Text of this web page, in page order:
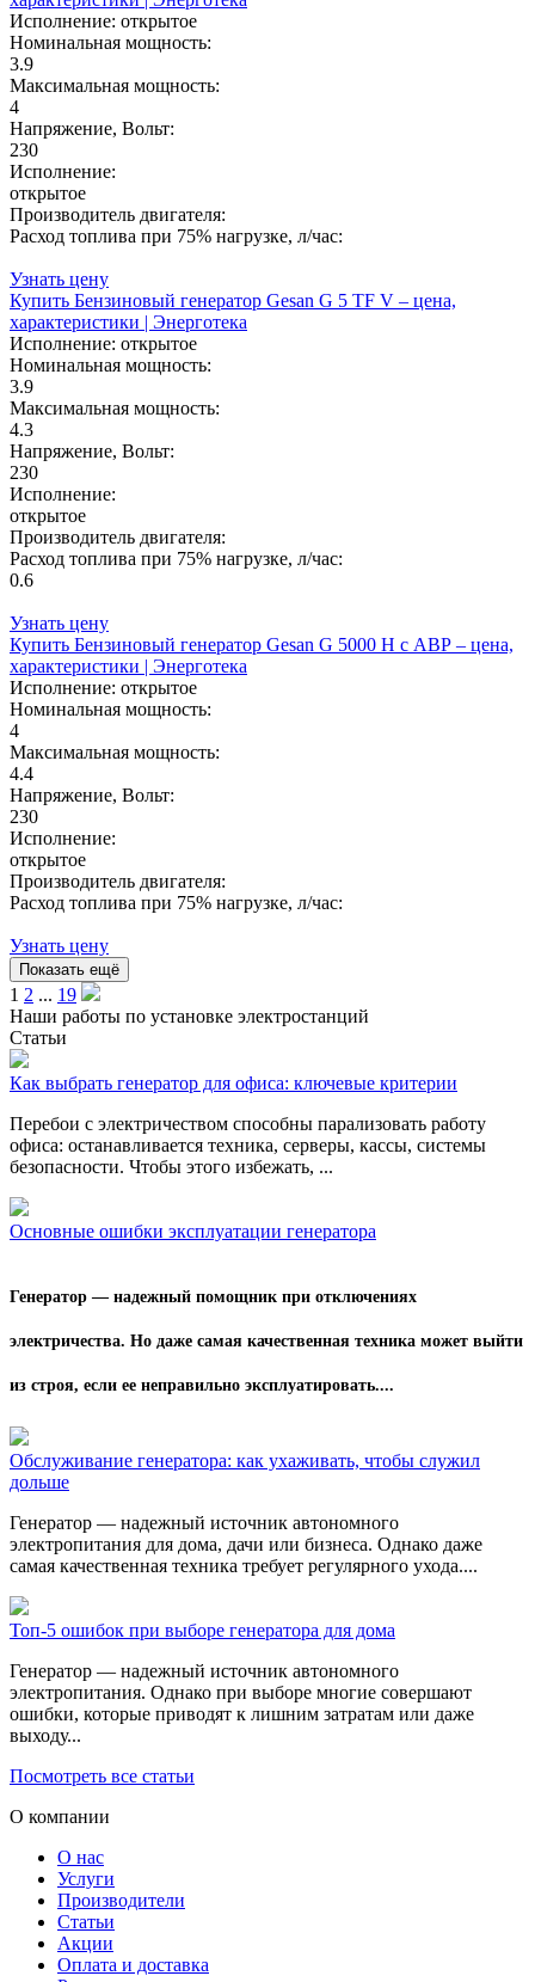
Исполнение: открытое
Номинальная мощность:
3.9
Максимальная мощность:
4
Напряжение, Вольт:
230
Исполнение:
открытое
Производитель двигателя:
Расход топлива при 75% нагрузке, л/час:
Узнать цену
Купить Бензиновый генератор Gesan G 5 TF V – цена,
характеристики | Энерготека
Исполнение: открытое
Номинальная мощность:
3.9
Максимальная мощность:
4.3
Напряжение, Вольт:
230
Исполнение:
открытое
Производитель двигателя:
Расход топлива при 75% нагрузке, л/час:
0.6
Узнать цену
Купить Бензиновый генератор Gesan G 5000 H с АВР – цена,
характеристики | Энерготека
Исполнение: открытое
Номинальная мощность:
4
Максимальная мощность:
4.4
Напряжение, Вольт:
230
Исполнение:
открытое
Производитель двигателя:
Расход топлива при 75% нагрузке, л/час:
Узнать цену
Показать ещё
1 2 ... 19
Наши работы по установке электростанций
Статьи
Как выбрать генератор для офиса: ключевые критерии
Перебои с электричеством способны парализовать работу
офиса: останавливается техника, серверы, кассы, системы
безопасности. Чтобы этого избежать, ...
Основные ошибки эксплуатации генератора
Генератор — надежный помощник при отключениях
электричества. Но даже самая качественная техника может выйти
из строя, если ее неправильно эксплуатировать....
Обслуживание генератора: как ухаживать, чтобы служил
дольше
Генератор — надежный источник автономного
электропитания для дома, дачи или бизнеса. Однако даже
самая качественная техника требует регулярного ухода....
Топ-5 ошибок при выборе генератора для дома
Генератор — надежный источник автономного
электропитания. Однако при выборе многие совершают
ошибки, которые приводят к лишним затратам или даже
выходу...
Посмотреть все статьи
О компании
О нас
Услуги
Производители
Статьи
Акции
Оплата и доставка